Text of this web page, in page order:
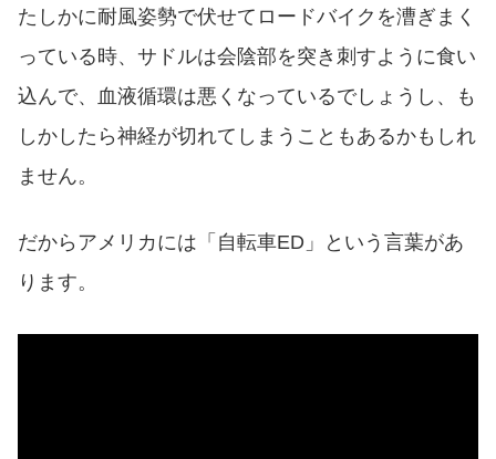
たしかに耐風姿勢で伏せてロードバイクを漕ぎまく
っている時、サドルは会陰部を突き刺すように食い
込んで、血液循環は悪くなっているでしょうし、も
しかしたら神経が切れてしまうこともあるかもしれ
ません。
だからアメリカには「自転車ED」という言葉があ
ります。